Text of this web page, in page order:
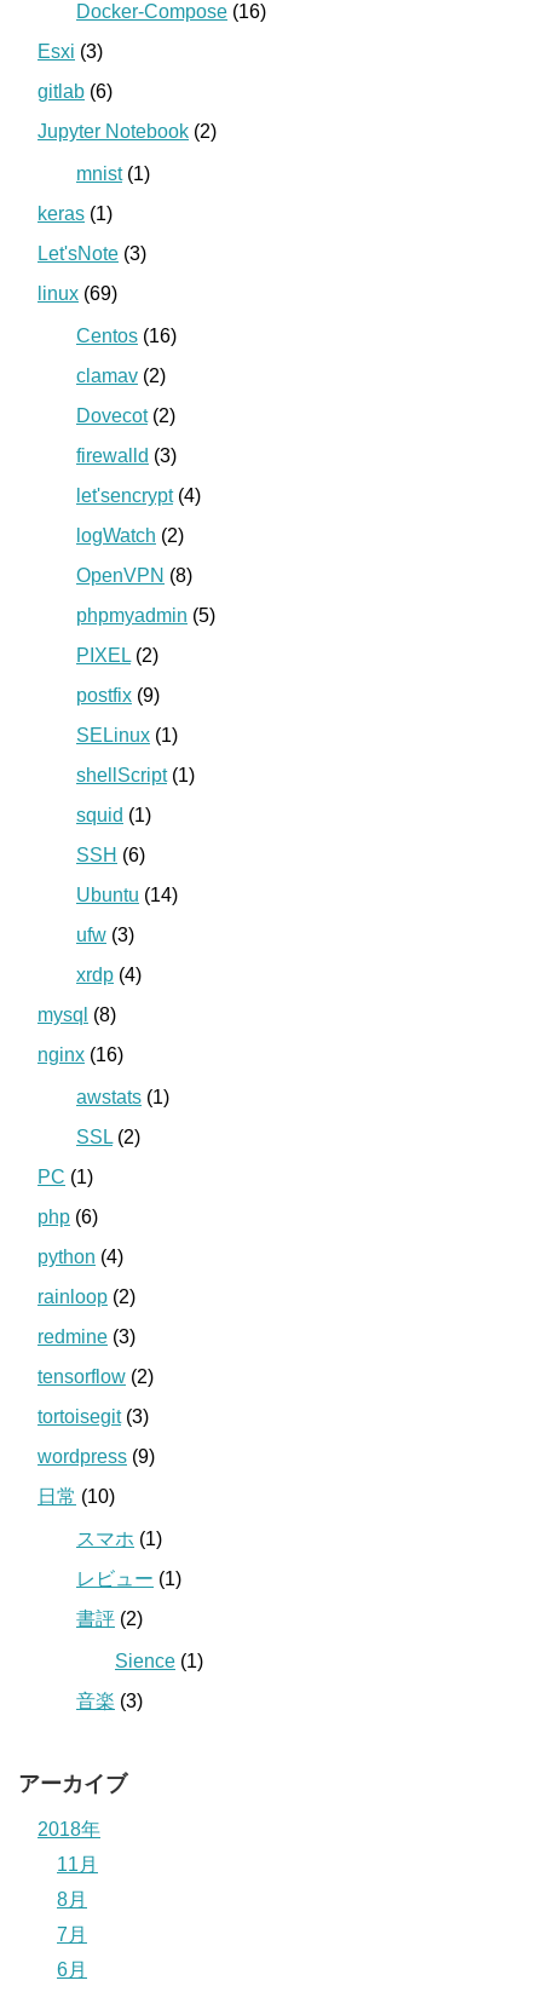
Docker-Compose (16)
Esxi (3)
gitlab (6)
Jupyter Notebook (2)
mnist(1)
keras (1)
Let'sNote (3)
linux (69)
Centos (16)
clamav (2)
Dovecot(2)
firewalld (3)
let'sencrypt(4)
logWatch (2)
OpenVPN (8)
phpmyadmin (5)
PIXEL (2)
postfix (9)
SELinux (1)
shellScript(1)
squid (1)
SSH (6)
Ubuntu (14)
ufw (3)
xrdp (4)
mysql (8)
nginx (16)
awstats (1)
SSL (2)
PC (1)
php (6)
python (4)
rainloop (2)
redmine (3)
tensorflow (2)
tortoisegit(3)
wordpress (9)
日常 (10)
スマホ (1)
レビュー (1)
書評 (2)
Sience (1)
音楽 (3)
アーカイブ
2018年
11月
8月
7月
6月